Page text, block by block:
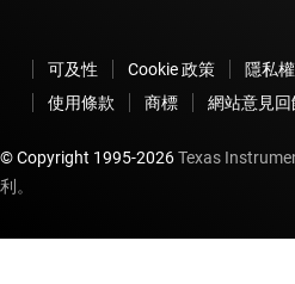
可及性 Cookie 政策 隱私
使用條款
商標 網站意見回
© Copyright 1995-2026Texas
利。